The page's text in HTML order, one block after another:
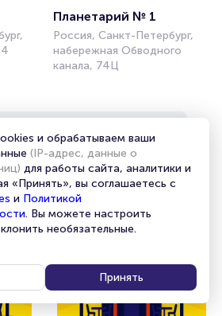
Планетарий № 1
Россия, Санкт-Петербург,
набережная Обводного
канала, 74Ц
и обрабатываем ваши
(IP-адрес, данные о
для работы сайта, аналитики и
«Принять», вы соглашаетесь с
и Политикой
. Вы можете настроить
необязательные.
Принять